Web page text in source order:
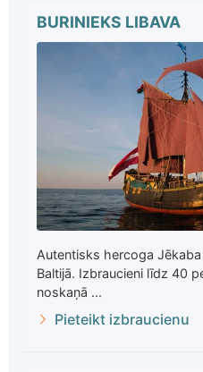
BURINIEKS LIBAVA
Autentisks hercoga
Baltijā. Izbraucieni līdz 40
noskaņā ...
Pieteikt izbraucienu